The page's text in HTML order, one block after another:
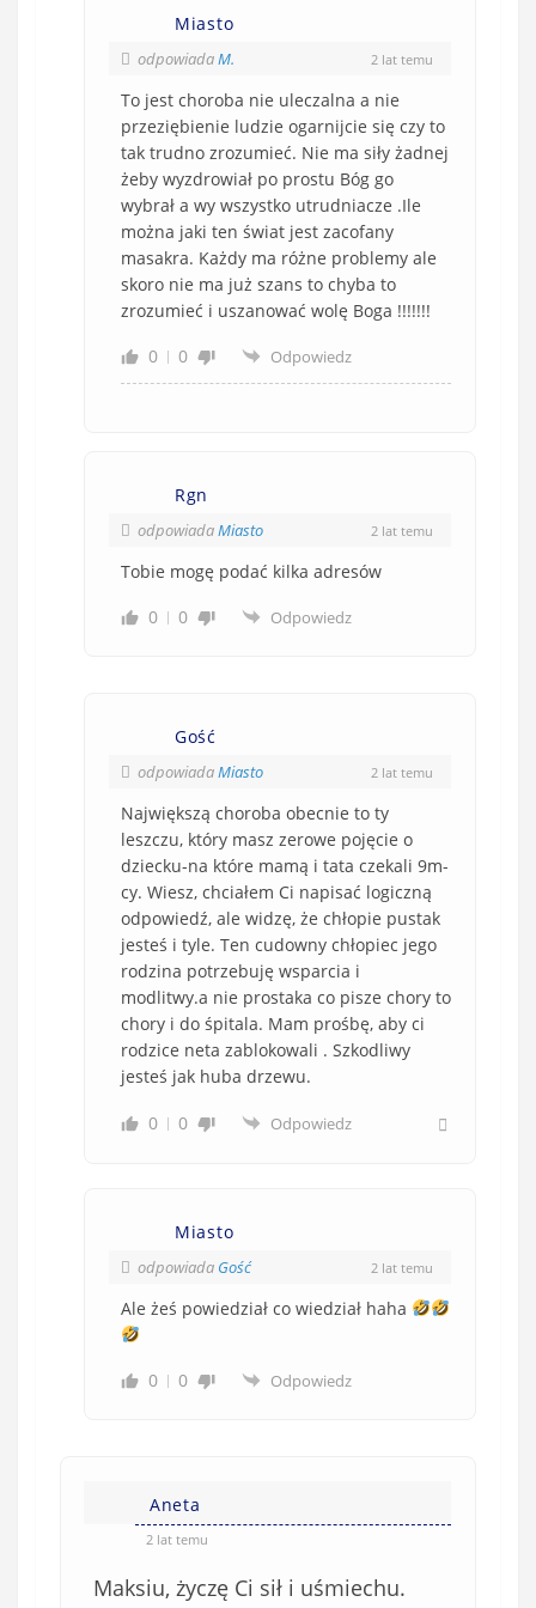
Miasto
odpowiadaM. 2 lat temu
To jest choroba nie uleczalna a nie
przeziębienie ludzie ogarnijcie się czy to
tak trudno zrozumieć. Nie ma siły żadnej
żeby wyzdrowiał po prostu Bóg go
wybrał a wy wszystko utrudniacze .Ile
można jaki ten świat jest zacofany
masakra. Każdy ma różne problemy ale
skoro nie ma już szans to chyba to
zrozumieć i uszanować wolę Boga !!!!!!!
0
0 Odpowiedz
Rgn
odpowiadaMiasto 2 lat temu
Tobie mogę podać kilka adresów
0
0 Odpowiedz
Gość
odpowiadaMiasto 2 lat temu
Największą choroba obecnie to ty
leszczu, który masz zerowe pojęcie o
dziecku-na które mamą i tata czekali 9m-
cy. Wiesz, chciałem Ci napisać logiczną
odpowiedź, ale widzę, że chłopie pustak
jesteś i tyle. Ten cudowny chłopiec jego
rodzina potrzebuję wsparcia i
modlitwy.a nie prostaka co pisze chory to
chory i do śpitala. Mam prośbę, aby ci
rodzice neta zablokowali . Szkodliwy
jesteś jak huba drzewu.
0 0 Odpowiedz
Miasto
odpowiada Gość 2 lat temu
Ale żeś powiedział co wiedział haha
0 0 Odpowiedz
Aneta
2 lat temu
Maksiu, życzę Ci sił i uśmiechu.